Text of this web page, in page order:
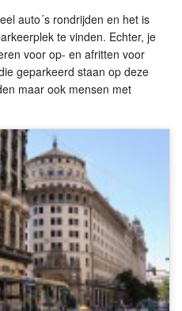
auto´s rondrijden en het is
te vinden. Echter, je
voor op- en afritten voor
geparkeerd staan op deze
maar ook mensen met